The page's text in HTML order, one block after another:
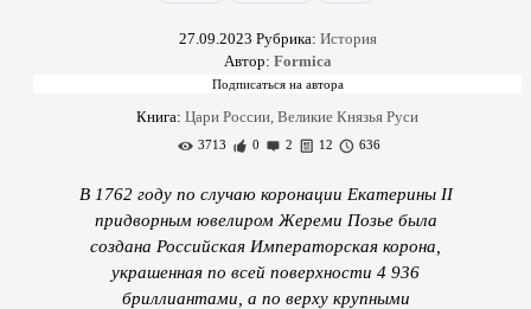
27.09.2023 Рубрика: История
Автор: Formica
Книга: Цари России, Великие Князья Руси
3713 0 2 12 636
В 1762 году по случаю коронации Екатерины II
придворным ювелиром Жереми Позье была
создана Российская Императорская корона,
украшенная по всей поверхности 4 936
бриллиантами, а по верху крупными